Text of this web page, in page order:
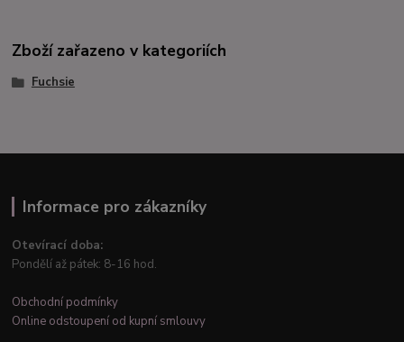
Zboží zařazeno v kategoriích
Fuchsie
Informace pro zákazníky
Otevírací doba:
Pondělí až pátek: 8-16 hod.
Obchodní podmínky
Online odstoupení od kupní smlouvy